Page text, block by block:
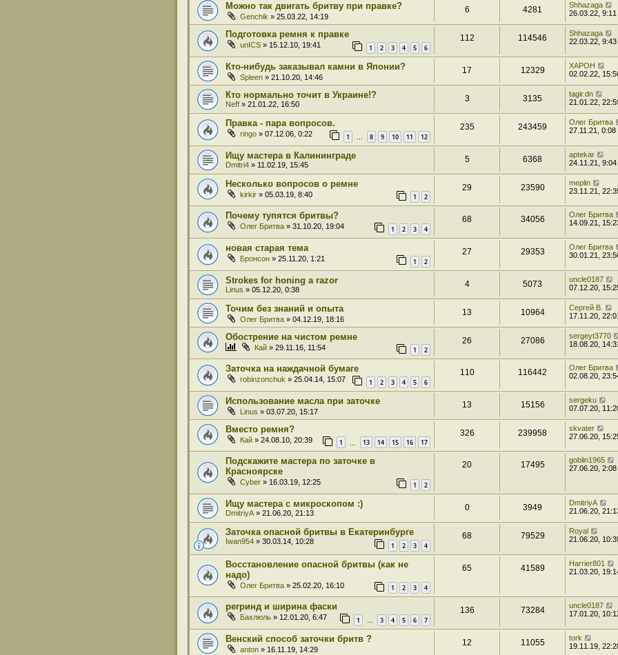
Можно так двигать бритву при правке?
Genchik » 25.03.22, 14:19
6 4281
Shhazaga
26.03.22, 9:11
Подготовка ремня к правке
unICS » 15.12.10, 19:41 1 2 3 4 5 6
112 114546
Shhazaga
22.03.22, 9:43
Кто-нибудь заказывал камни в Японии?
Spleen » 21.10.20, 14:46
17 12329
XAPOH
02.02.22,
Кто нормально точит в Украине!?
Neff » 21.01.22, 16:50
3 3135
tagir.dn
21.01.22,
Правка - пара вопросов.
ringo » 07.12.06, 0:22 1 … 8 9 10 11 12
235 243459
Олег Бритва
27.11.21, 0:08
Ищу мастера в Калининграде
Dmitri4 » 11.02.19, 15:45
5 6368
aptekar
24.11.21, 9:04
Несколько вопросов о ремне
kirkir » 05.03.19, 8:40 1 2
29 23590
meplin
23.11.21,
Почему тупятся бритвы?
Олег Бритва » 31.10.20, 19:04 1 2 3 4
68 34056
Олег Бритва
14.09.21,
новая старая тема
Бронсон » 25.11.20, 1:21 1 2
27 29353
Олег Бритва
30.01.21,
Strokes for honing a razor
Linus » 05.12.20, 0:38
4 5073
uncle0187
07.12.20,
Точим без знаний и опыта
Олег Бритва » 04.12.19, 18:16
13 10964
Сергей В.
17.11.20,
Обострение на чистом ремне
Кай » 29.11.16, 11:54 1 2
26 27086
sergeyt3770
18.08.20,
Заточка на наждачной бумаге
robinzonchuk » 25.04.14, 15:07 1 2 3 4 5 6
110 116442
Олег Бритва
02.08.20,
Использование масла при заточке
Linus » 03.07.20, 15:17
13 15156
sergeku
07.07.20,
Вместо ремня?
Кай » 24.08.10, 20:39 1 13 14 15 16 17
326 239958
skvater
27.06.20,
Подскажите мастера по заточке в
Красноярске
Cyber » 16.03.19, 12:25 1 2
20 17495
goblin1965
27.06.20, 2:08
Ищу мастера с микроскопом :)
DmitriyA » 21.06.20, 21:13
0 3949
DmitriyA
21.06.20,
Заточка опасной бритвы в Екатеринбурге
Iwan954 » 30.03.14, 10:28 1 2 3 4
68 79529
Royal
21.06.20,
Восстановление опасной бритвы (как не
надо)
Олег Бритва » 25.02.20, 16:10 1 2 3 4
65 41589
Harrier801
21.03.20,
регринд и ширина фаски
Бахлюль » 12.01.20, 6:47 1 … 3 4 5 6 7
136 73284
uncle0187
17.01.20,
Венский способ заточки бритв ?
anton » 16.11.19, 14:29
12 11055
tork
19.11.19,